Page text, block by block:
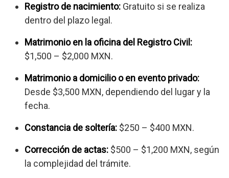
Registro de nacimiento: Gratuito si se realiza
dentro del plazo legal.
Matrimonio en la oficina del Registro Civil:
$1,500 – $2,000 MXN.
Matrimonio a domicilio o en evento privado:
Desde $3,500 MXN, dependiendo del lugar y la
fecha.
Constancia de soltería: $250 – $400 MXN.
Corrección de actas: $500 – $1,200 MXN, según
la complejidad del trámite.